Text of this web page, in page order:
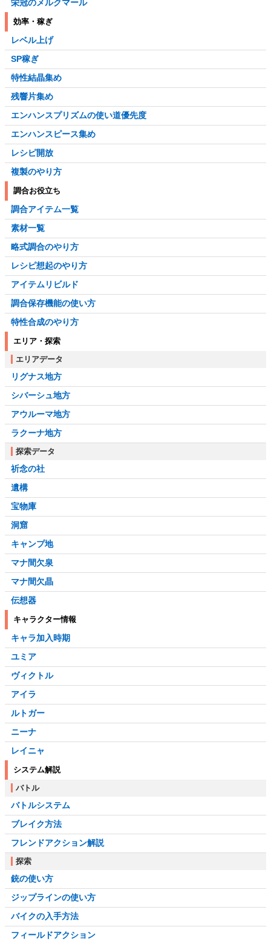
栄冠のメルクマール
効率・稼ぎ
レベル上げ
SP稼ぎ
特性結晶集め
残響片集め
エンハンスプリズムの使い道優先度
エンハンスピース集め
レシピ開放
複製のやり方
調合お役立ち
調合アイテム一覧
素材一覧
略式調合のやり方
レシピ想起のやり方
アイテムリビルド
調合保存機能の使い方
特性合成のやり方
エリア・探索
エリアデータ
リグナス地方
シバーシュ地方
アウルーマ地方
ラクーナ地方
探索データ
祈念の社
遺構
宝物庫
洞窟
キャンプ地
マナ間欠泉
マナ間欠晶
伝想器
キャラクター情報
キャラ加入時期
ユミア
ヴィクトル
アイラ
ルトガー
ニーナ
レイニャ
システム解説
バトル
バトルシステム
ブレイク方法
フレンドアクション解説
探索
銃の使い方
ジップラインの使い方
バイクの入手方法
フィールドアクション